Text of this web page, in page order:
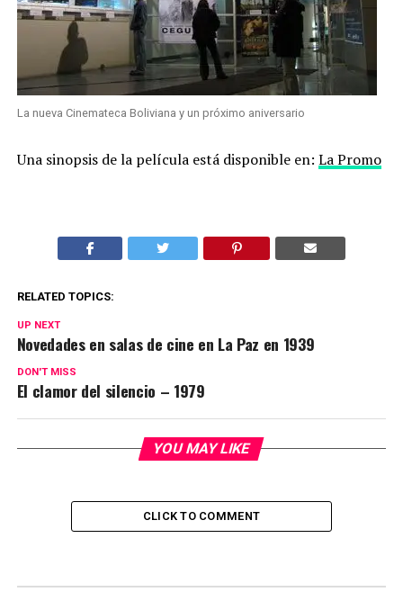
La nueva Cinemateca Boliviana y un próximo aniversario
Una sinopsis de la película está disponible en: La Promo
RELATED TOPICS:
UP NEXT
Novedades en salas de cine en La Paz en 1939
DON'T MISS
El clamor del silencio – 1979
YOU MAY LIKE
CLICK TO COMMENT